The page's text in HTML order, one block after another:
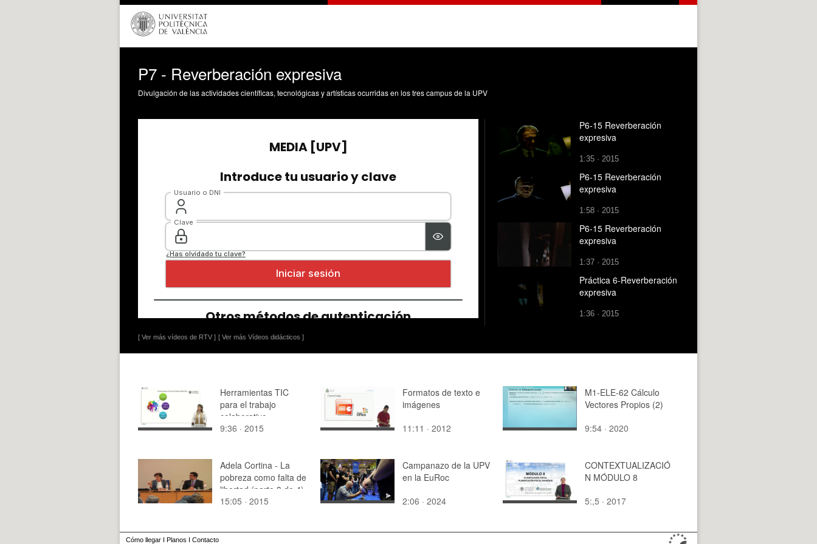
P7 - Reverberación expresiva
Divulgación de las actividades científicas, tecnológicas y artísticas ocurridas en los tres campus de la UPV
[ Ver más vídeos de RTV ] [ Ver más Vídeos didácticos ]
P6-15 Reverberación
expresiva
1:35 · 2015
P6-15 Reverberación
expresiva
1:58 · 2015
P6-15 Reverberación
expresiva
1:37 · 2015
Práctica 6-Reverberación
expresiva
1:36 · 2015
Herramientas TIC
para el trabajo
colaborativo
9:36 · 2015
Formatos de texto e
imágenes
11:11 · 2012
M1-ELE-62 Cálculo
Vectores Propios (2)
9:54 · 2020
Adela Cortina - La
pobreza como falta de
libertad (parte 3 de 4)
15:05 · 2015
Campanazo de la UPV
en la EuRoc
2:06 · 2024
CONTEXTUALIZACIÓ
N MÓDULO 8
5:,5 · 2017
Cómo llegar I Planos I Contacto